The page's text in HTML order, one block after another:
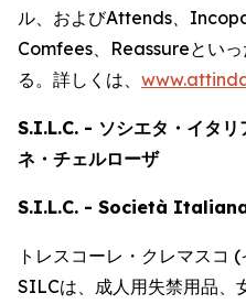
ル、およびAttends、
Comfees、 Reassureとい
る。詳しくは、
S.I.L.C. - ソシエタ・イタリ
ネ・チェルローザ
S.I.L.C. - Società
トレスコーレ・クレマスコ
SILCは、成人用失禁用品、